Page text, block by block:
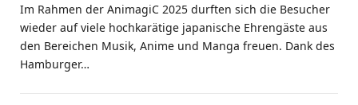
Im Rahmen der AnimagiC 2025 durften sich die Besucher
wieder auf viele hochkarätige japanische Ehrengäste aus
den Bereichen Musik, Anime und Manga freuen. Dank des
Hamburger…